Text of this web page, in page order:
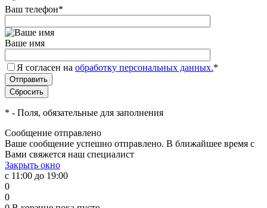
Ваш телефон*
Ваше имя
Я согласен на обработку персональных данных.*
* - Поля, обязательные для заполнения
Сообщение отправлено
Ваше сообщение успешно отправлено. В ближайшее время с
Вами свяжется наш специалист
Закрыть окно
с 11:00 до 19:00
0
0